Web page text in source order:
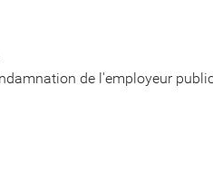
de l'employeur